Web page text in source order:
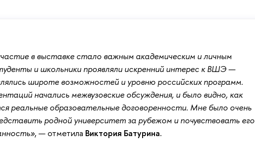
в выставке стало важным академическим и личным
и школьники проявляли искренний интерес к ВШЭ —
широте возможностей и уровню российских программ.
начались межвузовские обсуждения, и было видно, как
реальные образовательные договоренности. Мне было очень
родной университет за рубежом и почувствовать его
, — отметила Виктория Батурина.